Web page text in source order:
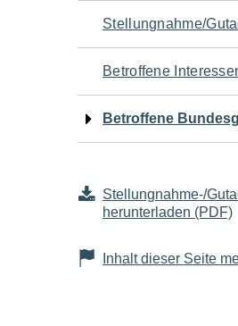
Navigation
für
den
Stellungnahme/
Betroffene
Betroffene
Stellungnahme-/
herunterladen (PDF)
Inhalt dieser Seite